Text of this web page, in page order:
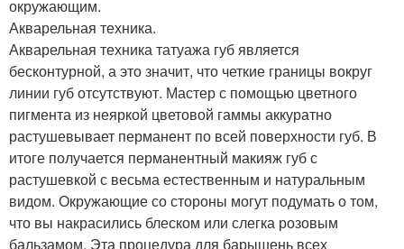
окружающим.
Акварельная техника.
Акварельная техника татуажа губ является
бесконтурной, а это значит, что четкие границы вокруг
линии губ отсутствуют. Мастер с помощью цветного
пигмента из неяркой цветовой гаммы аккуратно
растушевывает перманент по всей поверхности губ. В
итоге получается перманентный макияж губ с
растушевкой с весьма естественным и натуральным
видом. Окружающие со стороны могут подумать о том,
что вы накрасились блеском или слегка розовым
бальзамом. Эта процедура для барышень всех